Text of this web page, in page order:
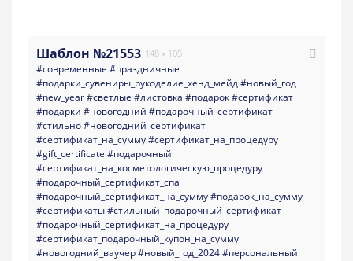
Шаблон №21553 148 x 105
#современные #праздничные
#подарки_сувениры_рукоделие_хенд_мейд#новый_год
#new_year#светлые #листовка #подарок#сертификат
#подарки #новогодний #подарочный_сертификат
#стильно#новогодний_сертификат
#сертификат_на_сумму#сертификат_на_процедуру
#gift_certificate #подарочный
#сертификат_на_косметологическую_процедуру
#подарочный_сертификат_спа
#подарочный_сертификат_на_сумму#подарок_на_сумму
#сертификаты#стильный_подарочный_сертификат
#подарочный_сертификат_на_процедуру
#сертификат_подарочный_купон_на_сумму
#новогодний_ваучер#новый_год_2024#персональный